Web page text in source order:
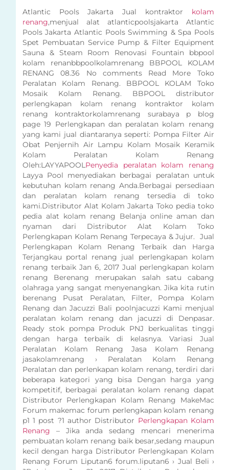
Atlantic Pools Jakarta Jual kontraktor kolam
renang,menjual alat atlanticpoolsjakarta Atlantic
Pools Jakarta Atlantic Pools Swimming & Spa Pools
Spet Pembuatan Service Pump & Filter Equipment
Sauna & Steam Room Renovasi Fountain bbpool
kolam renanbbpoolkolamrenang BBPOOL KOLAM
RENANG 08.36 No comments Read More Toko
Peralatan Kolam Renang. BBPOOL KOLAM Toko
Mosaik Kolam Renang. BBPOOL distributor
perlengkapan kolam renang kontraktor kolam
renang kontraktorkolamrenang surabaya p blog
page 19 Perlengkapan dan peralatan kolam renang
yang kami jual diantaranya seperti: Pompa Filter Air
Obat Penjernih Air Lampu Kolam Mosaik Keramik
Kolam Peralatan Kolam Renang
Oleh:LAYYAPOOLPenyedia peralatan kolam renang
Layya Pool menyediakan berbagai peralatan untuk
kebutuhan kolam renang Anda.Berbagai persediaan
dan peralatan kolam renang tersedia di toko
kami.Distributor Alat Kolam Jakarta Toko pedia toko
pedia alat kolam renang Belanja online aman dan
nyaman dari Distributor Alat Kolam Toko
Perlengkapan Kolam Renang Terpecaya & Jujur. Jual
Perlengkapan Kolam Renang Terbaik dan Harga
Terjangkau portal renang jual perlengkapan kolam
renang terbaik Jan 6, 2017 Jual perlengkapan kolam
renang Berenang merupakan salah satu cabang
olahraga yang sangat menyenangkan. Jika kita rutin
berenang Pusat Peralatan, Filter, Pompa Kolam
Renang dan Jacuzzi Bali poolnjacuzzi Kami menjual
peralatan kolam renang dan jacuzzi di Denpasar.
Ready stok pompa Produk PNJ berkualitas tinggi
dengan harga terbaik di kelasnya. Variasi Jual
Peralatan Kolam Renang Jasa Kolam Renang
jasakolamrenang › Peralatan Kolam Renang
Peralatan dan perlenkapan kolam renang, terdiri dari
beberapa kategori yang bisa Dengan harga yang
kompetitif, berbagai peralatan kolam renang dapat
Distributor Perlengkapan Kolam Renang MakeMac
Forum makemac forum perlengkapan kolam renang
p1 1 post ?1 author Distributor Perlengkapan Kolam
Renang – Jika anda sedang mencari menerima
pembuatan kolam renang baik besar,sedang maupun
kecil dengan harga Distributor Perlengkapan Kolam
Renang Forum Liputan6 forum.liputan6 › Jual Beli ›